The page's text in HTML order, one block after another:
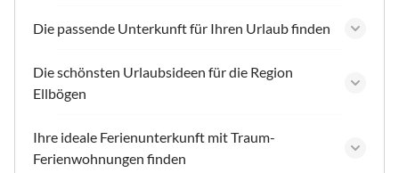
Die passende Unterkunft für Ihren Urlaub finden
Die schönsten Urlaubsideen für die Region
Ellbögen
Ihre ideale Ferienunterkunft mit Traum-
Ferienwohnungen finden